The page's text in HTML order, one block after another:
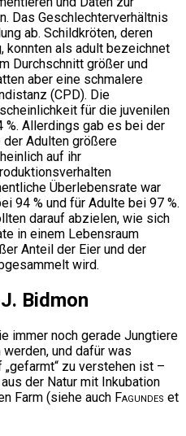
Das Geschlechterverhältnis
ab. Schildkröten, deren
konnten als adult bezeichnet
Durchschnitt größer und
aber eine schmalere
(CPD). Die
für die juvenilen
Allerdings gab es bei der
Adulten größere
auf ihr
Überlebensrate war
94 % und für Adulte bei 97 %.
darauf abzielen, wie sich
in einem Lebensraum
Anteil der Eier und der
wird.
Bidmon
immer noch gerade Jungtiere
und dafür was
zu verstehen ist –
der Natur mit Inkubation
Farm (siehe auch Fagundes et